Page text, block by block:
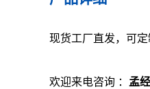
现货工厂直发，可
欢迎来电咨询 ： 孟